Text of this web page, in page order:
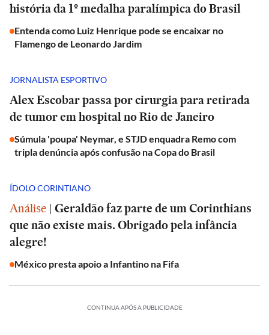
história da 1º medalha paralímpica do Brasil
Entenda como Luiz Henrique pode se encaixar no
Flamengo de Leonardo Jardim
JORNALISTA ESPORTIVO
Alex Escobar passa por cirurgia para retirada
de tumor em hospital no Rio de Janeiro
Súmula 'poupa' Neymar, e STJD enquadra Remo com
tripla denúncia após confusão na Copa do Brasil
ÍDOLO CORINTIANO
Análise | Geraldão faz parte de um Corinthians
que não existe mais. Obrigado pela infância
alegre!
México presta apoio a Infantino na Fifa
CONTINUA APÓS A PUBLICIDADE